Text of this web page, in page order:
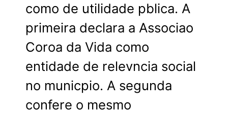
como de utilidade pblica. A
primeira declara a Associao
Coroa da Vida como
entidade de relevncia social
no municpio. A segunda
confere o mesmo